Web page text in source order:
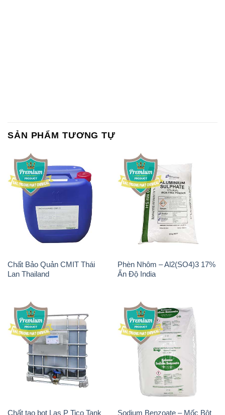
SẢN PHẨM TƯƠNG TỰ
Chất Bảo Quản CMIT Thái
Lan Thailand
Phèn Nhôm – Al2(SO4)3 17%
Ấn Độ India
Chất tạo bọt Las P Tico Tank Sodium Benzoate – Mốc Bột